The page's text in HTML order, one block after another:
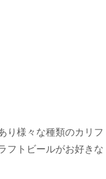
り様々な種類のカリフ
フトビールがお好きな